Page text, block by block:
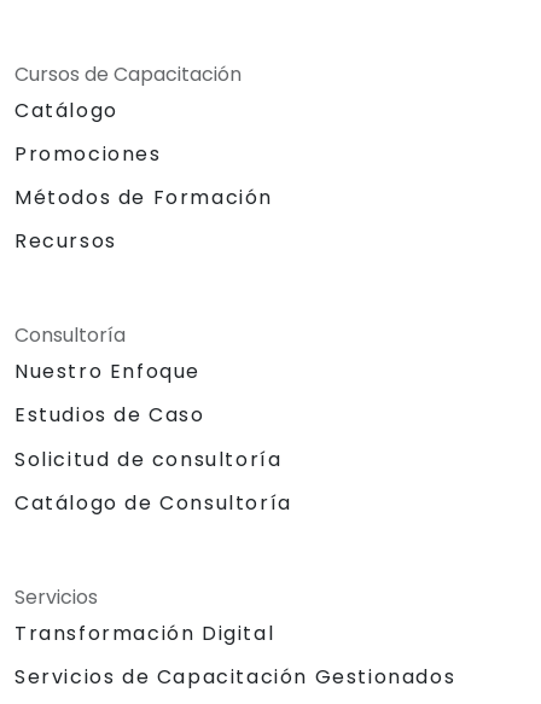
Cursos de Capacitación
Catálogo
Promociones
Métodos de Formación
Recursos
Consultoría
Nuestro Enfoque
Estudios de Caso
Solicitud de consultoría
Catálogo de Consultoría
Servicios
Transformación Digital
Servicios de Capacitación Gestionados